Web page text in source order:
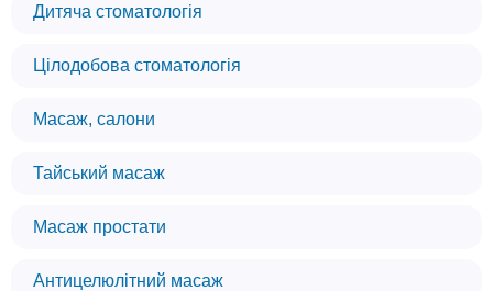
Дитяча стоматологія
Цілодобова стоматологія
Масаж, салони
Тайський масаж
Масаж простати
Антицелюлітний масаж